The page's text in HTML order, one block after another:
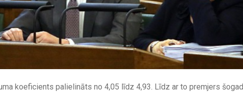
koeficients palielināts no 4,05 līdz 4,93. Līdz ar to premjers šogad